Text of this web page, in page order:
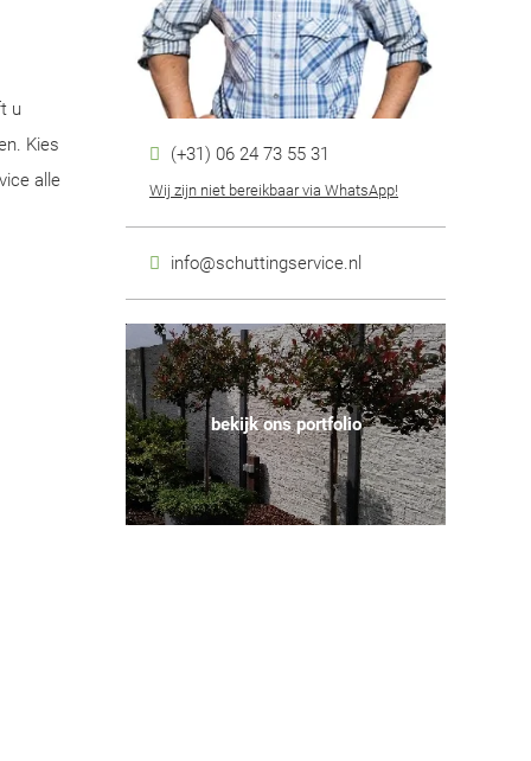
u
Kies
alle
(+31) 06 24 73 55 31
Wij zijn niet bereikbaar via WhatsApp!
info@schuttingservice.nl
bekijk ons portfolio